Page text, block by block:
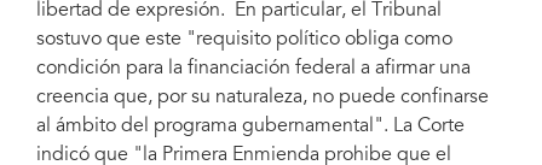
libertad de expresión. En particular, el Tribunal
sostuvo que este "requisito político obliga como
condición para la financiación federal a afirmar una
creencia que, por su naturaleza, no puede confinarse
al ámbito del programa gubernamental". La Corte
indicó que "la Primera Enmienda prohibe que el